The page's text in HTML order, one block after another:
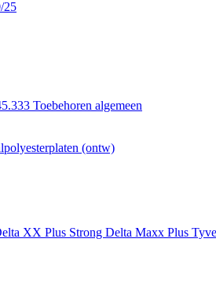
25
Toebehoren algemeen
(ontw)
XX Plus Strong Delta Maxx Plus